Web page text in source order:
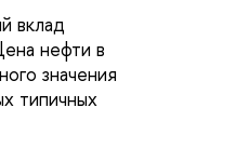
вклад
нефти в
значения
типичных